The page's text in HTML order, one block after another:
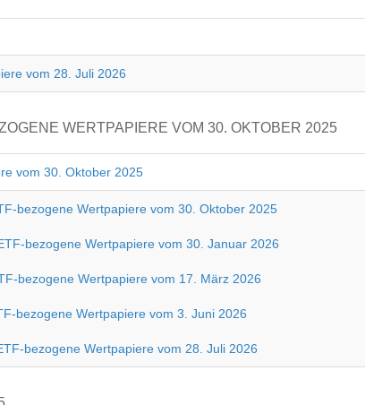
vom 28. Juli 2026
WERTPAPIERE VOM 30. OKTOBER 2025
vom 30. Oktober 2025
bezogene Wertpapiere vom 30. Oktober 2025
bezogene Wertpapiere vom 30. Januar 2026
bezogene Wertpapiere vom 17. März 2026
bezogene Wertpapiere vom 3. Juni 2026
bezogene Wertpapiere vom 28. Juli 2026